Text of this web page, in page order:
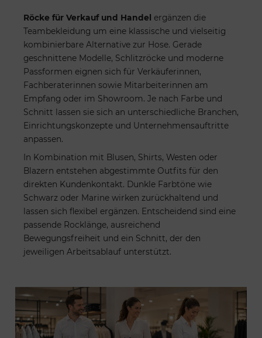
Röcke für Verkauf und Handel
ergänzen die
Teambekleidung um eine klassische und vielseitig
kombinierbare Alternative zur Hose. Gerade
geschnittene Modelle, Schlitzröcke und moderne
Passformen eignen sich für Verkäuferinnen,
Fachberaterinnen sowie Mitarbeiterinnen am
Empfang oder im Showroom. Je nach Farbe und
Schnitt lassen sie sich an unterschiedliche Branchen,
Einrichtungskonzepte und Unternehmensauftritte
anpassen.
In Kombination mit Blusen, Shirts, Westen oder
Blazern entstehen abgestimmte Outfits für den
direkten Kundenkontakt. Dunkle Farbtöne wie
Schwarz oder Marine wirken zurückhaltend und
lassen sich flexibel ergänzen. Entscheidend sind eine
passende Rocklänge, ausreichend
Bewegungsfreiheit und ein Schnitt, der den
jeweiligen Arbeitsablauf unterstützt.